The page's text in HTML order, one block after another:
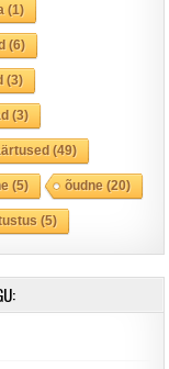
(1)
(6)
(3)
(3)
(49)
(5) õudne (20)
(5)